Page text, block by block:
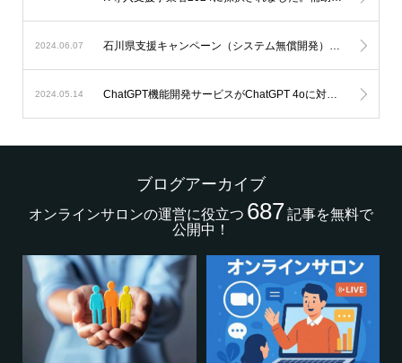
2024.06.07 石川県支援キャンペーン（システム無償開発）延長のお知らせ。
2024.05.14 ChatGPT機能開発サービスがChatGPT 4oに対応します。
ブログアーカイブ
オンラインサロンの運営に役立つ 687記事を無料で
公開中！